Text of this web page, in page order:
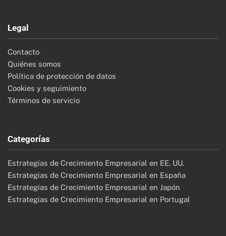
Legal
Contacto
Quiénes somos
Política de protección de datos
Cookies y seguimiento
Términos de servicio
Categorías
Estrategias de Crecimiento Empresarial en EE. UU.
Estrategias de Crecimiento Empresarial en España
Estrategias de Crecimiento Empresarial en Japón
Estrategias de Crecimiento Empresarial en Portugal